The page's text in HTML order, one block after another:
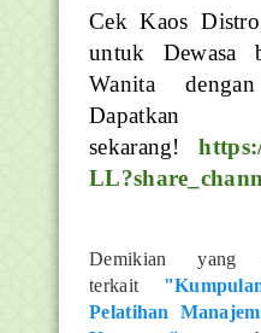
Cek Kaos
untuk Dewasa
Wanita
sekarang!
Demikian yang
terkait
Pelatihan